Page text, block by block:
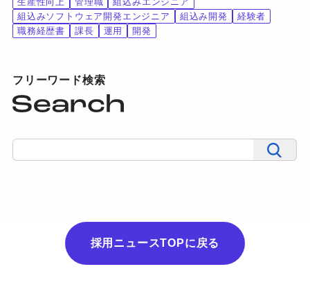
組込みソフトウェア開発エンジニア
組込み開発
経験者
職務経歴書
課長 運用 開発
フリーワード検索
採用ニュースTOPに戻る